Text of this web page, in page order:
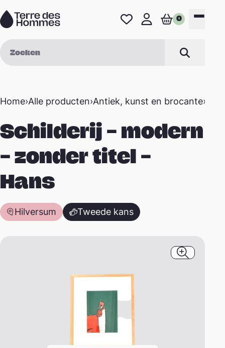
Favorieten
Mijn profiel
0
Zoeken
Home›Alle producten›Antiek, kunst en brocante›
Schilderij – modern
– zonder titel –
Hans
Hilversum Tweede kans